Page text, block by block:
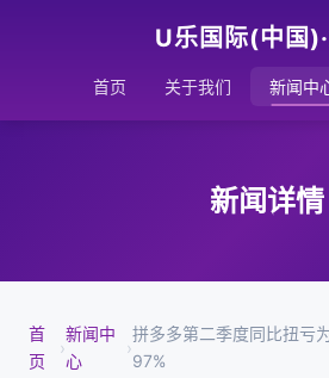
U乐国际(中国
首页 关于我们 新闻中
新闻详情
首
页
›
新闻中
心
›
拼多多第二季度同比扭亏
97%